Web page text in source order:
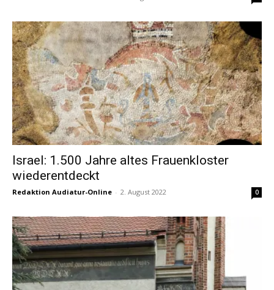
Israel: 1.500 Jahre altes Frauenkloster
wiederentdeckt
Redaktion Audiatur-Online - 2. August 2022 0